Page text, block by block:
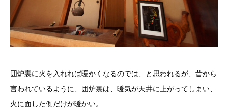
囲炉裏に火を入れれば暖かくなるのでは、と思われるが、昔から
言われているように、囲炉裏は、暖気が天井に上がってしまい、
火に面した側だけが暖かい。